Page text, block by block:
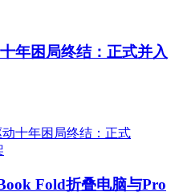
年困局终结：正式并入
Fold折叠电脑与Pro